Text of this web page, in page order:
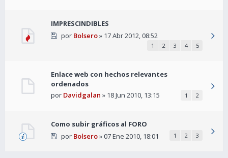
IMPRESCINDIBLES
por Bolsero» 17 Abr 2012, 08:52
1 2 3 4 5
Enlace web con hechos relevantes
ordenados
por Davidgalan » 18 Jun 2010, 13:15 1 2
Como subir gráficos al FORO
por Bolsero» 07 Ene 2010, 18:01 1 2 3